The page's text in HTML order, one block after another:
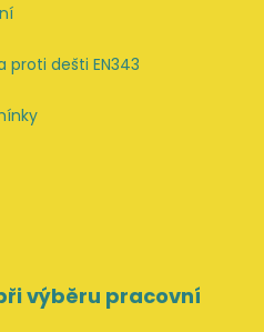
dešti EN343
výběru pracovní